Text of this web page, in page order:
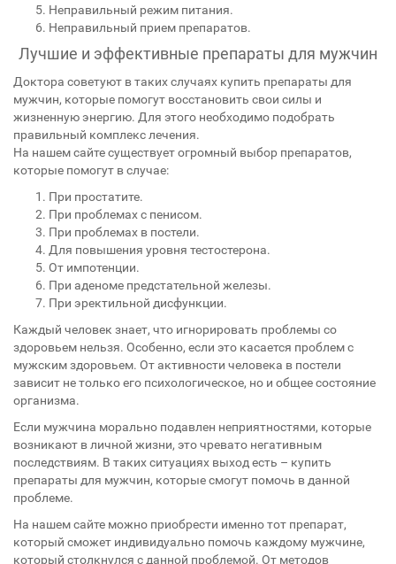
Неправильный режим питания.
Неправильный прием препаратов.
Лучшие и эффективные препараты для мужчин
Доктора советуют в таких случаях купить препараты для
мужчин, которые помогут восстановить свои силы и
жизненную энергию. Для этого необходимо подобрать
правильный комплекс лечения.
На нашем сайте существует огромный выбор препаратов,
которые помогут в случае:
При простатите.
При проблемах с пенисом.
При проблемах в постели.
Для повышения уровня тестостерона.
От импотенции.
При аденоме предстательной железы.
При эректильной дисфункции.
Каждый человек знает, что игнорировать проблемы со
здоровьем нельзя. Особенно, если это касается проблем с
мужским здоровьем. От активности человека в постели
зависит не только его психологическое, но и общее состояние
организма.
Если мужчина морально подавлен неприятностями, которые
возникают в личной жизни, это чревато негативным
последствиям. В таких ситуациях выход есть – купить
препараты для мужчин, которые смогут помочь в данной
проблеме.
На нашем сайте можно приобрести именно тот препарат,
который сможет индивидуально помочь каждому мужчине,
который столкнулся с данной проблемой. От методов